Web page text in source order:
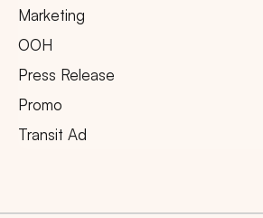
Marketing
OOH
Press Release
Promo
Transit Ad